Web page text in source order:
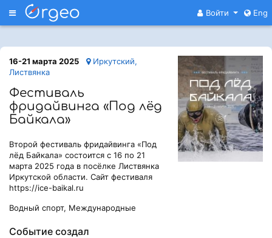
Меню Войти Eng
16-21 марта 2025
Иркутский,
Листвянка
Фестиваль
фридайвинга «Под лёд
Байкала»
Второй фестиваль фридайвинга «Под
лёд Байкала» состоится с 16 по 21
марта 2025 года в посёлке Листвянка
Иркутской области. Сайт фестиваля
https://ice-baikal.ru
Водный спорт, Международные
Событие создал